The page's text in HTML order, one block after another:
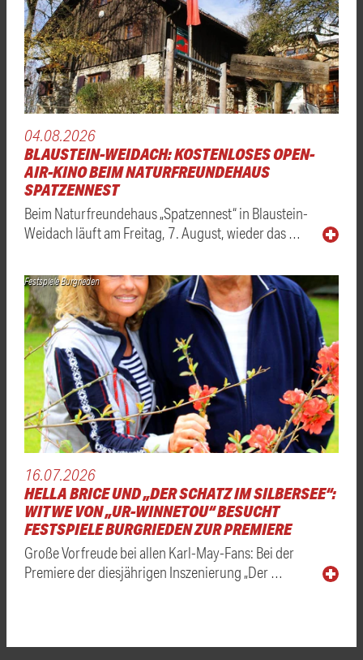
04.08.2026
BLAUSTEIN-WEIDACH: KOSTENLOSES OPEN-
AIR-KINO BEIM NATURFREUNDEHAUS
SPATZENNEST
Beim Naturfreundehaus „Spatzennest“ in Blaustein-
Weidach läuft am Freitag, 7. August, wieder das …
Festspiele Burgrieden
16.07.2026
HELLA BRICE UND „DER SCHATZ IM SILBERSEE“:
WITWE VON „UR-WINNETOU“ BESUCHT
FESTSPIELE BURGRIEDEN ZUR PREMIERE
Große Vorfreude bei allen Karl-May-Fans: Bei der
Premiere der diesjährigen Inszenierung „Der …